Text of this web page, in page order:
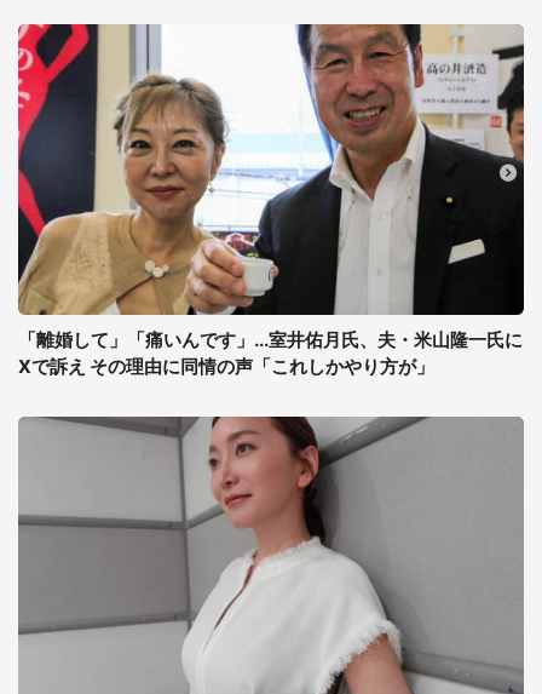
「離婚して」「痛いんです」...室井佑月氏、夫・米山隆一氏に
Xで訴え その理由に同情の声「これしかやり方が」